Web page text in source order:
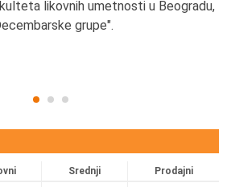
likovnih umetnosti u Beogradu,
grupe".
Srednji Prodajni